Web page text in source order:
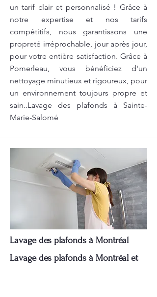
un tarif clair et personnalisé ! Grâce à
notre expertise et nos tarifs
compétitifs, nous garantissons une
propreté irréprochable, jour après jour,
pour votre entière satisfaction. Grâce à
Pomerleau, vous bénéficiez d'un
nettoyage minutieux et rigoureux, pour
un environnement toujours propre et
sain..Lavage des plafonds à Sainte-
Marie-Salomé
Lavage des plafonds à Montréal
Lavage des plafonds à Montréal et